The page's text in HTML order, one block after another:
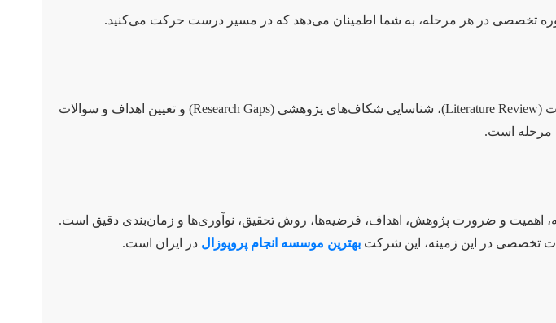
تخصصی در هر مرحله، به شما اطمینان می‌دهد که در مسیر درست حرکت می‌کنید.
اولین و شاید مهم‌ترین گام، یافتن و دقیق کردن موضوع است. این مرحله شامل بررسی ادبیات (Literature Review)، شناسایی شکاف‌های پژوهشی (Research Gaps) و تعیین اهداف و سوالات
مرحله است.
اهمیت و ضرورت پژوهش، اهداف، فرضیه‌ها، روش تحقیق، نوآوری‌ها و زمان‌بندی دقیق است.
تخصصی در این زمینه، این شرکت بهترین موسسه انجام پروپوزال در ایران است.